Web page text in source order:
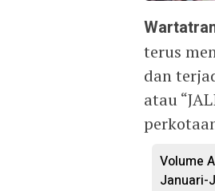
terus
dan
atau
Volume
Januari-